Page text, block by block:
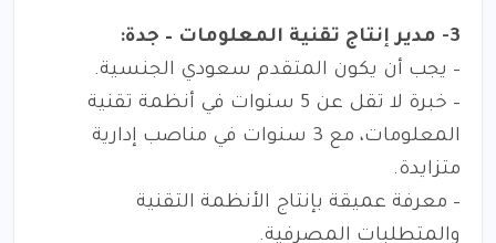
3- مدير إنتاج تقنية المعلومات – جدة:
– يجب أن يكون المتقدم سعودي الجنسية.
– خبرة لا تقل عن 5 سنوات في أنظمة تقنية
المعلومات، مع 3 سنوات في مناصب إدارية
متزايدة.
– معرفة عميقة بإنتاج الأنظمة التقنية
والمتطلبات المصرفية.